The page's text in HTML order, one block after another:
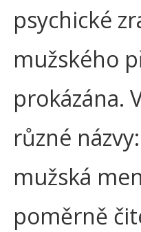
psychické
mužského
prokázána.
různé
mužská
poměrně